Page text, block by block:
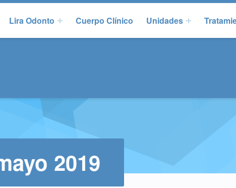
Lira Odonto Cuerpo Clínico Unidades
2019